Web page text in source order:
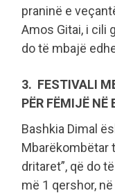
praninë e
Amos Gitai, i cili
do të mbajë
3. FESTIVALI
PËR FËMIJË NË
Bashkia Dimal
Mbarëkombëtar
dritaret”, që do
më 1 qershor,